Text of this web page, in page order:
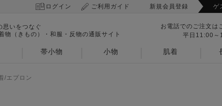
ログイン ご利用ガイド 新規会員登録 ゲ
思いをつなぐ
物（きもの）・和服・反物の通販サイト
お電話でのご注文は
平日11:00～
帯小物 小物 肌着
/エプロン